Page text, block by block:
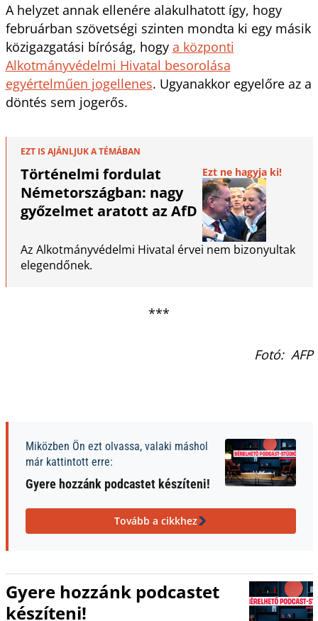
A helyzet annak ellenére alakulhatott így, hogy
februárban szövetségi szinten mondta ki egy másik
közigazgatási bíróság, hogy a központi
Alkotmányvédelmi Hivatal besorolása
egyértelműen jogellenes. Ugyanakkor egyelőre az a
döntés sem jogerős.
EZT IS AJÁNLJUK A TÉMÁBAN
Történelmi fordulat
Németországban: nagy
győzelmet aratott az AfD
Ezt ne hagyja ki!
Az Alkotmányvédelmi Hivatal érvei nem bizonyultak
elegendőnek.
***
Fotó: AFP
Miközben Ön ezt olvassa, valaki máshol
már kattintott erre:
Gyere hozzánk podcastet készíteni!
Tovább a cikkhez
Gyere hozzánk podcastet
készíteni!